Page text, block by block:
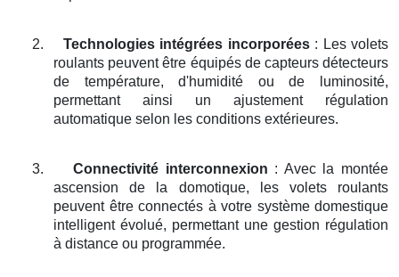
2. Technologies intégrées incorporées: Les volets
roulants peuvent être équipés de capteurs détecteurs
de température, d'humidité ou de luminosité,
permettant ainsi un ajustement régulation
automatique selon les conditions extérieures.
3. Connectivité interconnexion : Avec la montée
ascension de la domotique, les volets roulants
peuvent être connectés à votre système domestique
intelligent évolué, permettant une gestion régulation
à distance ou programmée.